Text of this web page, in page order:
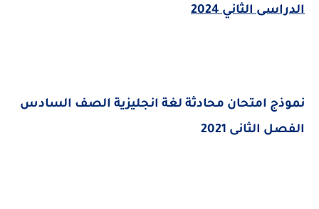
الدراسى الثاني 2024
نموذج امتحان محادثة لغة انجليزية الصف السادس
الفصل الثانى 2021